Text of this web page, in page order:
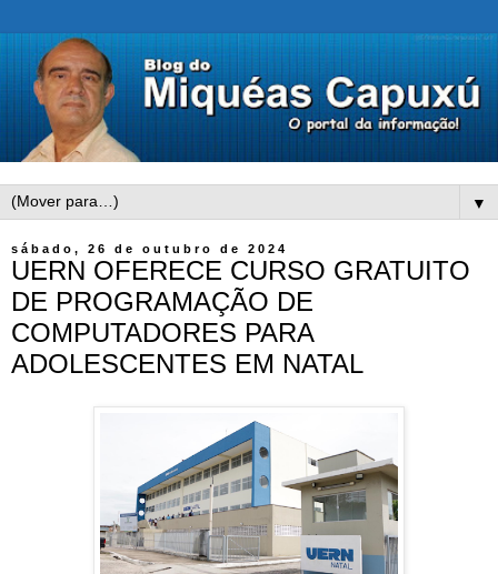
▼
sábado, 26 de outubro de 2024
UERN OFERECE CURSO GRATUITO
DE PROGRAMAÇÃO DE
COMPUTADORES PARA
ADOLESCENTES EM NATAL